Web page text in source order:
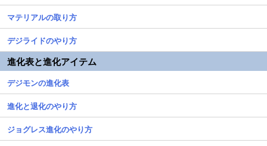
マテリアルの取り方
デジライドのやり方
進化表と進化アイテム
デジモンの進化表
進化と退化のやり方
ジョグレス進化のやり方